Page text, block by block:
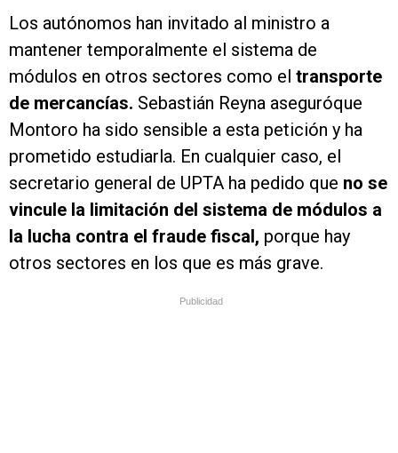
Los autónomos han invitado al ministro a
mantener temporalmente el sistema de
módulos en otros sectores como el transporte
de mercancías. Sebastián Reyna aseguróque
Montoro ha sido sensible a esta petición y ha
prometido estudiarla. En cualquier caso, el
secretario general de UPTA ha pedido que no se
vincule la limitación del sistema de módulos a
la lucha contra el fraude fiscal, porque hay
otros sectores en los que es más grave.
Publicidad